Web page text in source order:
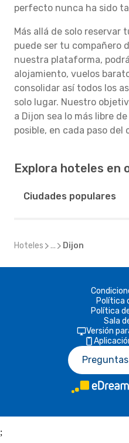
perfecto nunca ha sido
Más allá de solo reservar
puede ser tu compañero
nuestra plataforma,
alojamiento, vuelos
consolidar así todos los
solo lugar. Nuestro
a Dijon sea lo más libre
posible, en cada paso del
Explora hoteles en
Ciudades populares
Hoteles ... Dijon
Política
Política
Sala
Versión
;